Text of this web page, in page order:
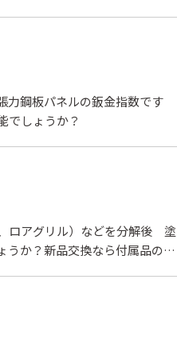
力鋼板パネルの鈑金指数です
でしょうか？
ロアグリル）などを分解後 塗
うか？新品交換なら付属品の脱